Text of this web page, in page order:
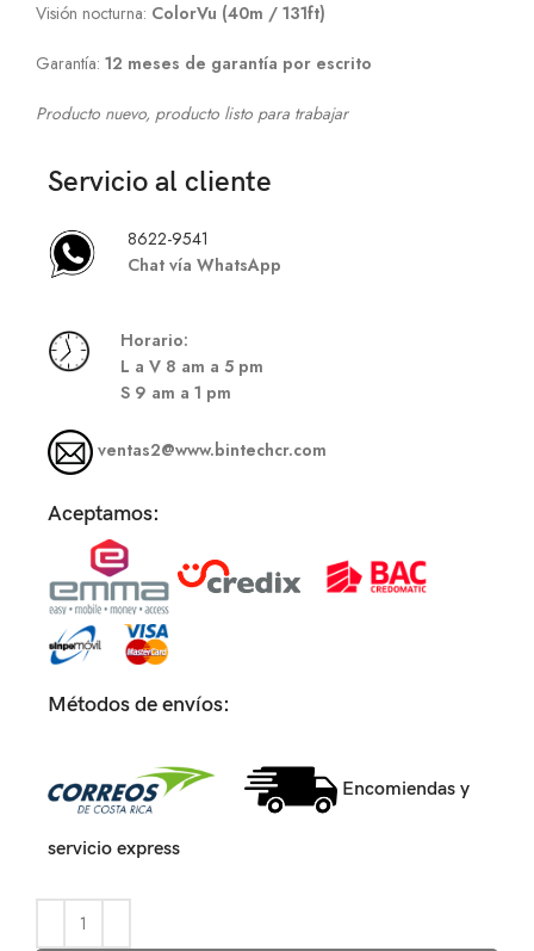
Visión nocturna: ColorVu (40m / 131ft)
Garantía: 12 meses de garantía por escrito
Producto nuevo, producto listo para trabajar
Servicio al cliente
8622-9541
Chat vía WhatsApp
Horario:
L a V 8 am a 5 pm
S 9 am a 1 pm
ventas2@www.bintechcr.com
Aceptamos:
Métodos de envíos:
Encomiendas y
servicio express